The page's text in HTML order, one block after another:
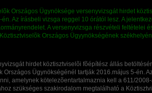
hirdet köztisztviselõi fõépítész állás
Országos Ügynökségénél tartják 2016.május 5-én.
amelynek kötelezõentartalmaznia kell a 611/
szükséges szakirodalom megtalálható a